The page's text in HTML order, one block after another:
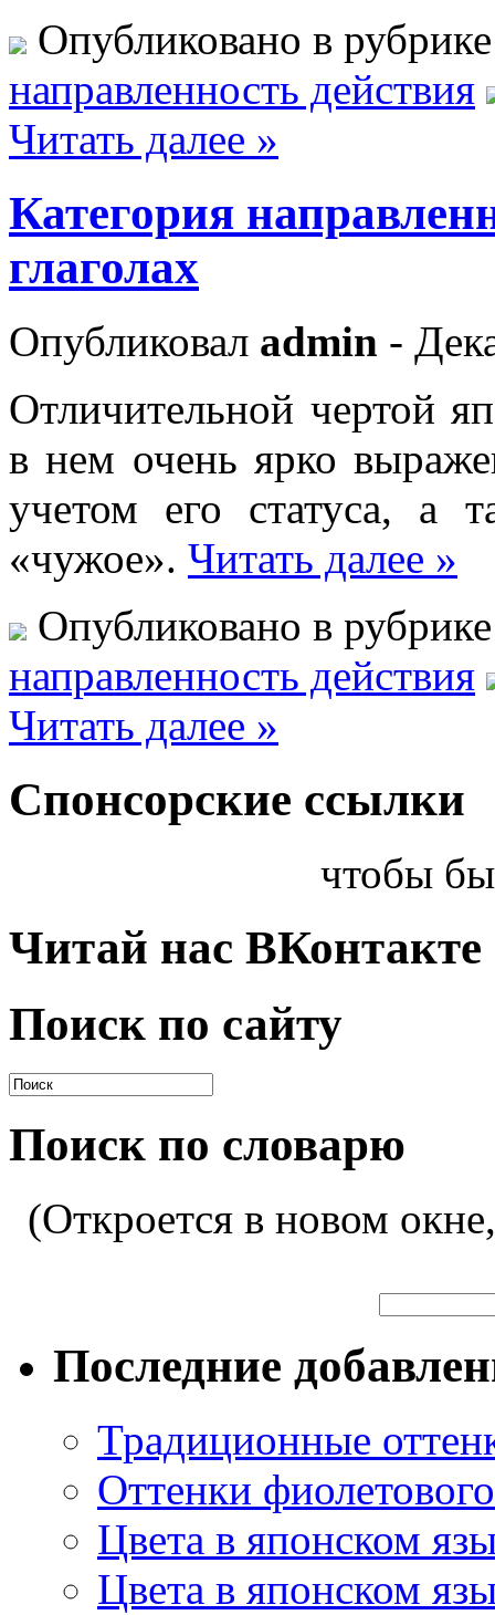
Опубликовано в
направленность действия
Читать далее »
Категория
глаголах
Опубликовал admin -
Отличительной чертой
в нем очень ярко
учетом его статуса, а
«чужое». Читать далее »
Опубликовано в
направленность действия
Читать далее »
Спонсорские ссылки
чтобы
Читай нас ВКонтакте
Поиск по сайту
Поиск по словарю
(Откроется в новом
Последние
Традиционные
Оттенки
Цвета в японском
Цвета в японском